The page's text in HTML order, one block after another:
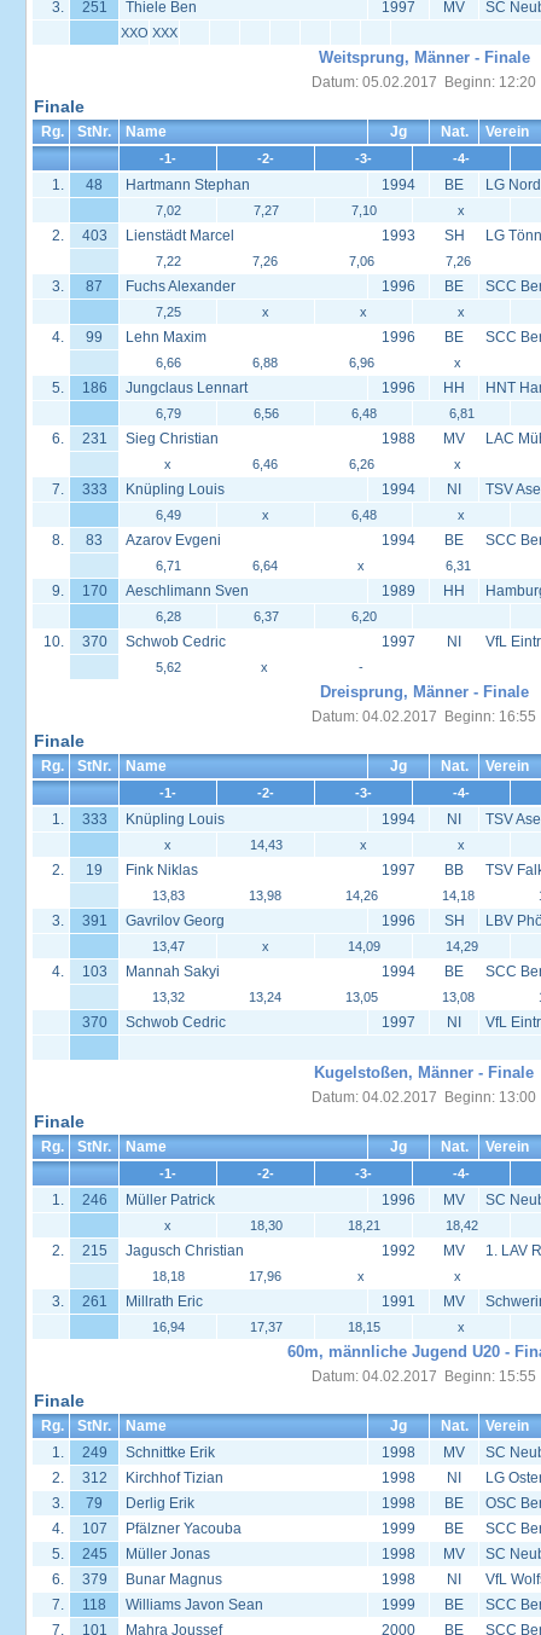
3. 251 Thiele Ben 1997 MV SC
XXO XXX
Weitsprung, Männer - Finale
Datum: 05.02.2017 Beginn: 12:20
Finale
Rg. StNr. Name Jg Nat. Verein
-1- -2- -3- -4-
1. 48 Hartmann Stephan 1994 BE LG
7,02 7,27 7,10 x
2. 403 Lienstädt Marcel 1993 SH LG
7,22 7,26 7,06 7,26
3. 87 Fuchs Alexander 1996 BE SCC
7,25 x x x
4. 99 Lehn Maxim 1996 BE SCC
6,66 6,88 6,96 x
5. 186 Jungclaus Lennart 1996 HH HNT
6,79 6,56 6,48 6,81
6. 231 Sieg Christian 1988 MV LAC
x 6,46 6,26 x
7. 333 Knüpling Louis 1994 NI TSV
6,49 x 6,48 x
8. 83 Azarov Evgeni 1994 BE SCC
6,71 6,64 x 6,31
9. 170 Aeschlimann Sven 1989 HH
6,28 6,37 6,20
10. 370 Schwob Cedric 1997 NI VfL
5,62 x -
Dreisprung, Männer - Finale
Datum: 04.02.2017 Beginn: 16:55
Finale
Rg. StNr. Name Jg Nat. Verein
-1- -2- -3- -4-
1. 333 Knüpling Louis 1994 NI TSV
x 14,43 x x
2. 19 Fink Niklas 1997 BB TSV
13,83 13,98 14,26 14,18
3. 391 Gavrilov Georg 1996 SH LBV
13,47 x 14,09 14,29
4. 103 Mannah Sakyi 1994 BE SCC
13,32 13,24 13,05 13,08
370 Schwob Cedric 1997 NI VfL
Kugelstoßen, Männer - Finale
Datum: 04.02.2017 Beginn: 13:00
Finale
Rg. StNr. Name Jg Nat. Verein
-1- -2- -3- -4-
1. 246 Müller Patrick 1996 MV SC
x 18,30 18,21 18,42
2. 215 Jagusch Christian 1992 MV 1. LAV
18,18 17,96 x x
3. 261 Millrath Eric 1991 MV
16,94 17,37 18,15 x
60m, männliche Jugend U20 -
Datum: 04.02.2017 Beginn: 15:55
Finale
Rg. StNr. Name Jg Nat.
Verein
1.
249 Schnittke Erik 1998 MV
SC
2.
312 Kirchhof Tizian 1998 NI
LG
3.
79 Derlig Erik 1998 BE
OSC
4.
107 Pfälzner Yacouba 1999 BE
SCC
5.
245 Müller Jonas 1998 MV
SC
6.
379 Bunar Magnus 1998 NI
VfL
7.
118 Williams Javon Sean 1999 BE
SCC
7.
101 Mahra Joussef 2000 BE SCC